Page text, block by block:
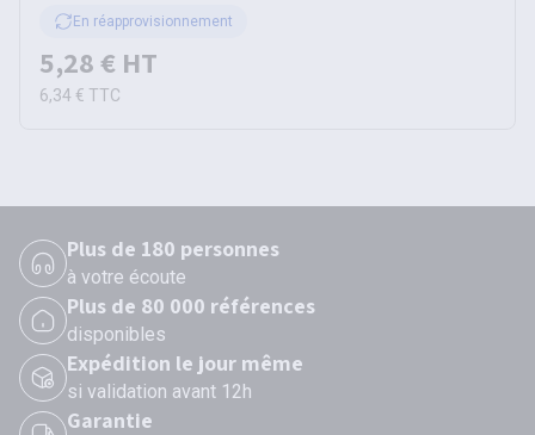
En réapprovisionnement
5,28 € HT
6,34 € TTC
Plus de 180 personnes
à votre écoute
Plus de 80 000 références
disponibles
Expédition le jour même
si validation avant 12h
Garantie